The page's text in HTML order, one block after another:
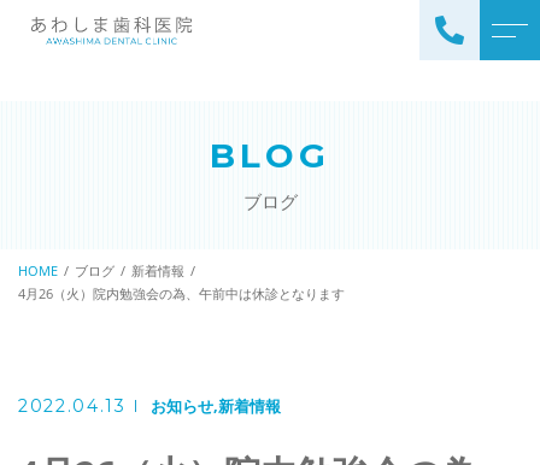
CAD／CAM冠（キャドキャ
かみ合わせ治療
金属アレルギー治療
BLOG
ブログ
HOME ブログ
新着情報
4月26（火）院内勉強会の為、午前中は休診となります
2022.04.13 お知らせ 新着情報